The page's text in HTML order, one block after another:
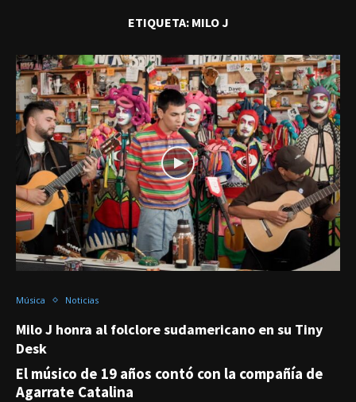
ETIQUETA: MILO J
Música Noticias
Milo J honra al folclore sudamericano en su Tiny
Desk
El músico de 19 años contó con la compañía de
Agarrate Catalina